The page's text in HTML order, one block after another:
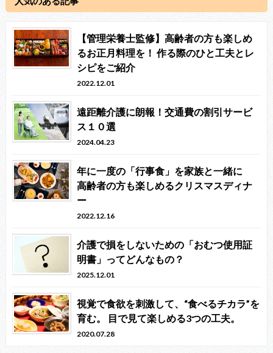
【管理栄養士監修】高齢者の方も楽しめ
るお正月料理を！ 作る際のひと工夫とレ
シピをご紹介
2022.12.01
遠距離介護に朗報！交通費の割引サービ
ス１０選
2024.04.23
年に一度の「行事食」を家族と一緒に
高齢者の方も楽しめるクリスマスディナ
ー
2022.12.16
介護で損をしないための「おむつ使用証
明書」ってどんなもの？
2025.12.01
視覚で食欲を刺激して、“食べるチカラ”を
育む。 目で見て楽しめる3つの工夫。
2020.07.28